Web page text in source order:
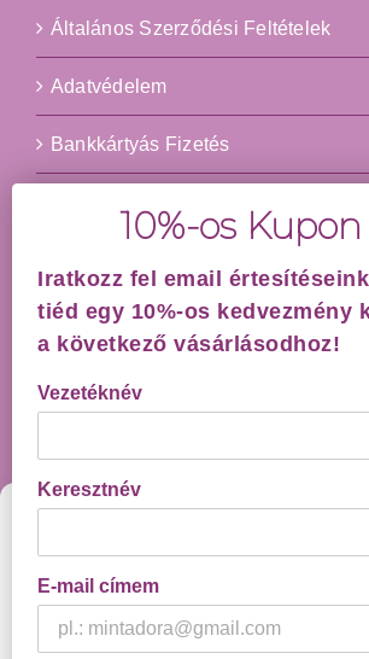
Cookie Beállítások
Weboldalunkon olyan megoldásokat használunk,
szabottabb élményt tudunk nyújtani és amivel
tudunk megjeleníteni Neked. Ehhez kérlek
Általános Szerződési Feltételek
Adatvédelem
Bankkártyás Fizetés
HÁZHOZSZÁLLÍTÁS
1093, Budapest, Boráros tér 2.
Email:
info@adexilis.com
Iratkozz fel email
tiéd egy 10%-os kedvezmény
a következő vásárlásodhoz!
Vezetéknév
Keresztnév
E-mail címem